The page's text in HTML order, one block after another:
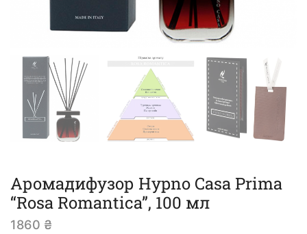
Аромадифузор Hypno Casa Prima
“Rosa Romantica”, 100 мл
1860 ₴